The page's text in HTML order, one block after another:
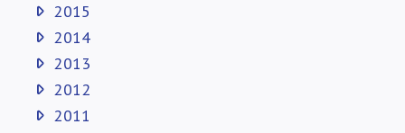
2015
2014
2013
2012
2011